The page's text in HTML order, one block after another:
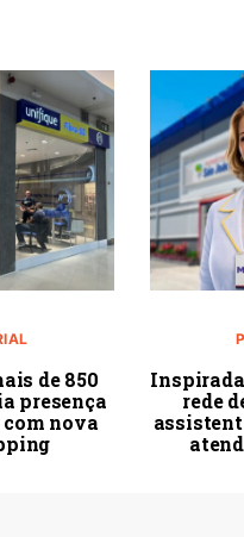
de 850
presença
com nova
rede